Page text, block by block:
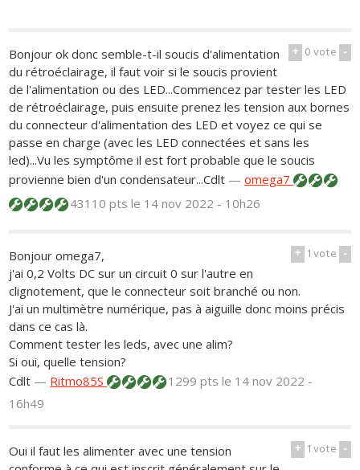
+ 0vote -
Bonjour ok donc semble-t-il soucis d'alimentation
du rétroéclairage, il faut voir si le soucis provient
de l'alimentation ou des LED...Commencez par tester les LED
de rétroéclairage, puis ensuite prenez les tension aux bornes
du connecteur d'alimentation des LED et voyez ce qui se
passe en charge (avec les LED connectées et sans les
led)...Vu les symptôme il est fort probable que le soucis
provienne bien d'un condensateur...Cdlt —omega7
43110 ptsle 14 nov 2022 - 10h26
+ 1vote -
Bonjour omega7,
j'ai 0,2 Volts DC sur un circuit 0 sur l'autre en
clignotement, que le connecteur soit branché ou non.
J'ai un multimètre numérique, pas à aiguille donc moins précis
dans ce cas là.
Comment tester les leds, avec une alim?
Si oui, quelle tension?
Cdlt — Ritmo85S 1299 ptsle 14 nov 2022 -
16h49
+ 1vote -
Oui il faut les alimenter avec une tension